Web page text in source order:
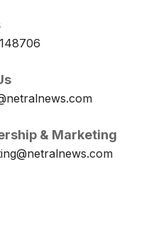
& Marketing